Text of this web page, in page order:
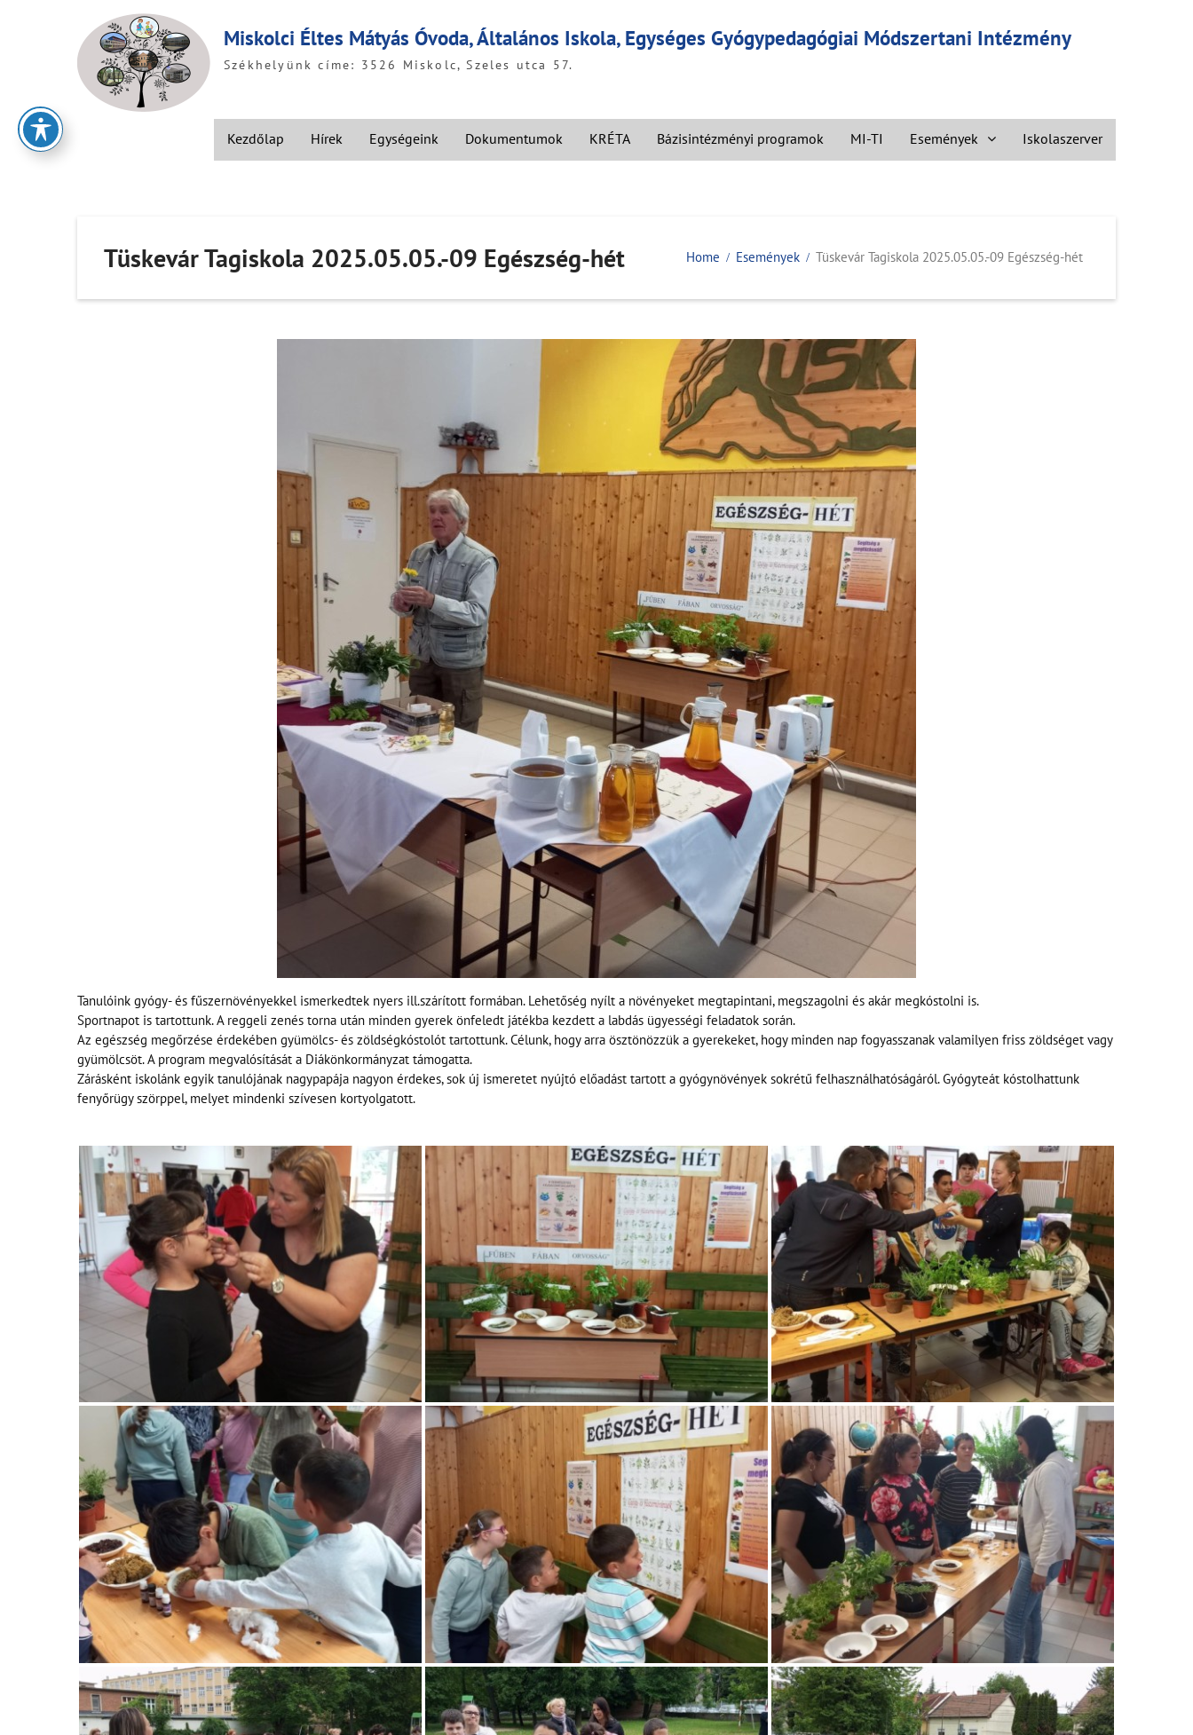
Miskolci Éltes Mátyás Óvoda, Általános Iskola, Egységes Gyógypedagógiai Módszertani Intézmény
Székhelyünk címe: 3526 Miskolc, Szeles utca 57.
Kezdőlap Hírek Egységeink Dokumentumok KRÉTA Bázisintézményi programok MI-TI Események Iskolaszerver
Tüskevár Tagiskola 2025.05.05.-09 Egészség-hét Home Események Tüskevár Tagiskola 2025.05.05.-09 Egészség-hét
Tanulóink gyógy- és fűszernövényekkel ismerkedtek nyers ill.szárított formában. Lehetőség nyílt a növényeket megtapintani, megszagolni és akár megkóstolni is.
Sportnapot is tartottunk. A reggeli zenés torna után minden gyerek önfeledt játékba kezdett a labdás ügyességi feladatok során.
Az egészség megőrzése érdekében gyümölcs- és zöldségkóstolót tartottunk. Célunk, hogy arra ösztönözzük a gyerekeket, hogy minden nap fogyasszanak valamilyen friss zöldséget vagy
gyümölcsöt. A program megvalósítását a Diákönkormányzat támogatta.
Zárásként iskolánk egyik tanulójának nagypapája nagyon érdekes, sok új ismeretet nyújtó előadást tartott a gyógynövények sokrétű felhasználhatóságáról. Gyógyteát kóstolhattunk
fenyőrügy szörppel, melyet mindenki szívesen kortyolgatott.